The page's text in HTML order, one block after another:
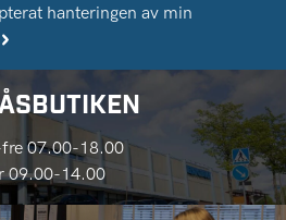
hanteringen av min
07.00-18.00
09.00-14.00